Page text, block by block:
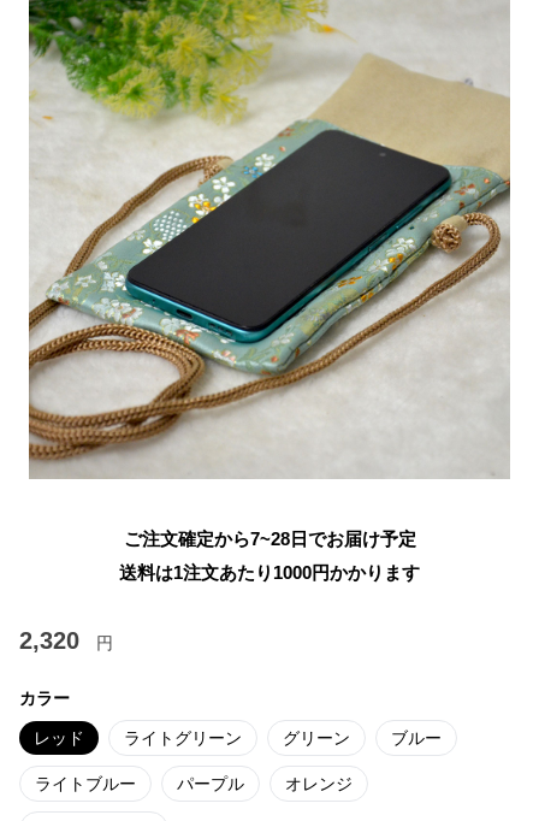
ご注文確定から7~28日でお届け予定
送料は1注文あたり 1000円かかります
2,320 円
カラー
レッド ライトグリーン グリーン ブルー
ライトブルー パープル オレンジ